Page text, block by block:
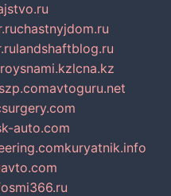
chastnyjdom.ru
landshaftblog.ru
lcna.kz
avtoguru.net
auto.com
kuryatnik.info
smi366.ru